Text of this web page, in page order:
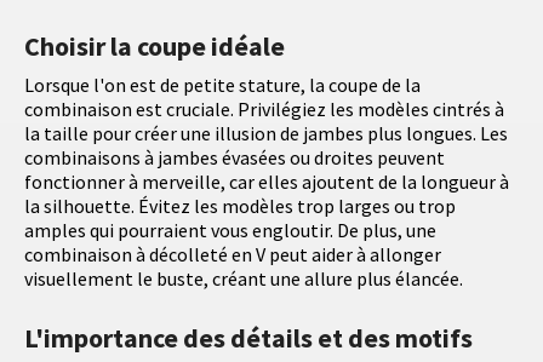
Choisir la coupe idéale
Lorsque l'on est de petite stature, la coupe de la
combinaison est cruciale. Privilégiez les modèles cintrés à
la taille pour créer une illusion de jambes plus longues. Les
combinaisons à jambes évasées ou droites peuvent
fonctionner à merveille, car elles ajoutent de la longueur à
la silhouette. Évitez les modèles trop larges ou trop
amples qui pourraient vous engloutir. De plus, une
combinaison à décolleté en V peut aider à allonger
visuellement le buste, créant une allure plus élancée.
L'importance des détails et des motifs